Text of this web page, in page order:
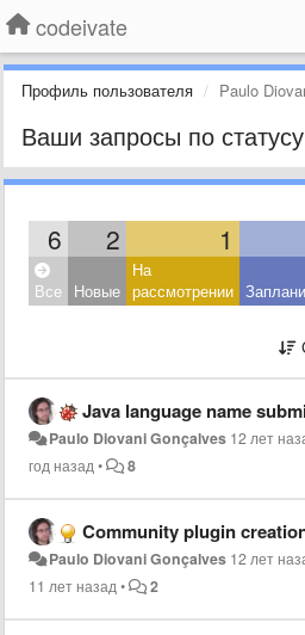
codeivate
Профиль пользователя Paulo
Ваши запросы по статусу
6 2 1
Все Новые
На
рассмотрении
Java language name submited different from SublimeText and
Paulo Diovani Gonçalves 12 лет
год назад• 8
Community plugin
Paulo Diovani Gonçalves 12 лет
11 лет назад• 2